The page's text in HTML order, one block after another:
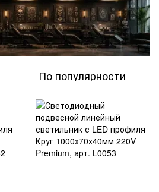
По популярности